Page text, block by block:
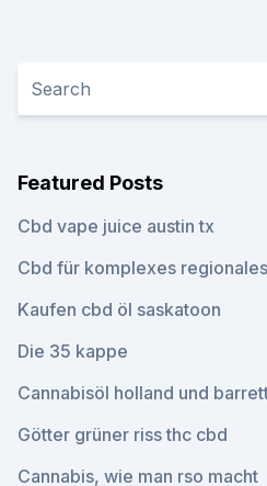
Featured Posts
Cbd vape juice austin tx
Cbd für komplexes
Kaufen cbd öl saskatoon
Die 35 kappe
Cannabisöl holland und
Götter grüner riss thc cbd
Cannabis, wie man rso macht